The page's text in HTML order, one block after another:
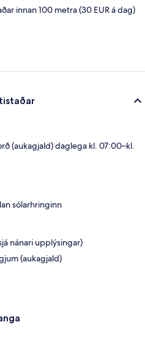
innan 100 metra (30 EUR á dag)
(aukagjald) daglega kl. 07:00–kl.
sólarhringinn
nánari upplýsingar)
(aukagjald)